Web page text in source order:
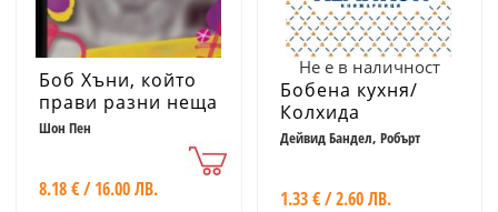
Боб Хъни, който
прави разни неща
Шон Пен
8.18 € / 16.00 ЛВ.
Не е в наличност
Бобена кухня/
Колхида
Дейвид Бандел, Робърт
1.33 € / 2.60 ЛВ.